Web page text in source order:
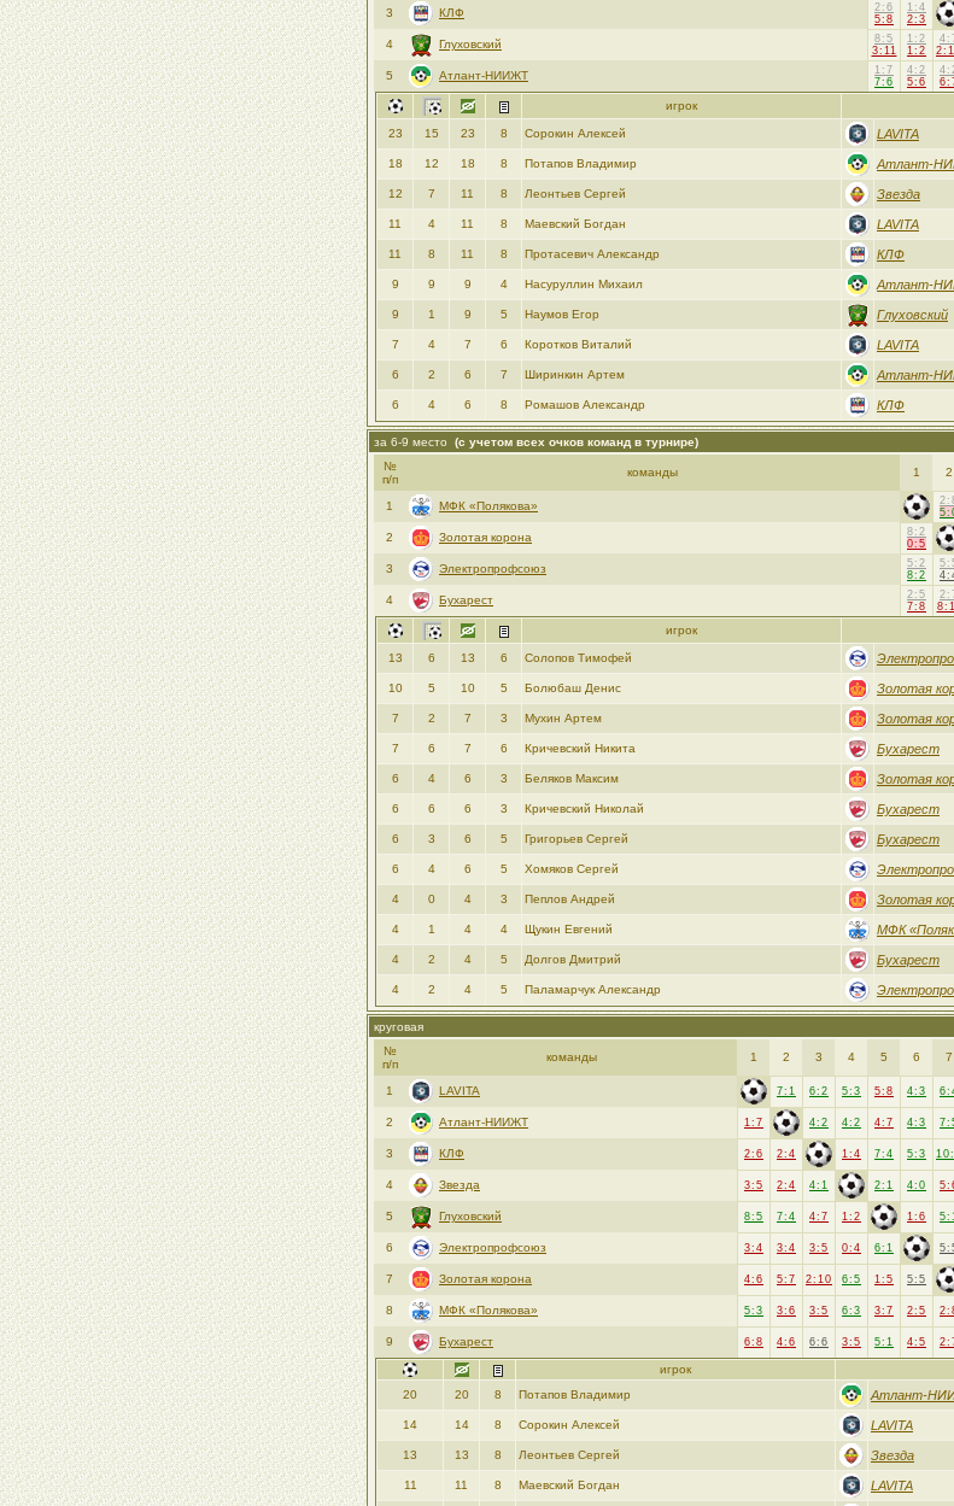
3 КЛФ
2:6
5:8
1:4
2:3
4 Глуховский
8:5
3:11
1:2
1:2
5 Атлант-НИИЖТ
1:7
7:6
4:2
5:6
игрок
23 15 23 8 Сорокин Алексей LAVITA
18 12 18 8 Потапов Владимир Атлант-
12 7 11 8 Леонтьев Сергей Звезда
11 4 11 8 Маевский Богдан LAVITA
11 8 11 8 Протасевич Александр КЛФ
9 9 9 4 Насуруллин Михаил Атлант-
9 1 9 5 Наумов Егор Глуховский
7 4 7 6 Коротков Виталий LAVITA
6 2 6 7 Ширинкин Артем Атлант-
6 4 6 8 Ромашов Александр КЛФ
за 6-9 место (с учетом всех очков команд в турнире)
№
п/п
команды 1 2
1
МФК «Полякова»
2 Золотая корона
8:2
0:5
3 Электропрофсоюз
5:2
8:2
4 Бухарест
2:5
7:8
игрок
13 6 13 6 Солопов Тимофей
10 5 10 5 Болюбаш Денис Золотая
7 2 7 3 Мухин Артем Золотая
7 6 7 6 Кричевский Никита Бухарест
6 4 6 3 Беляков Максим Золотая
6 6 6 3 Кричевский Николай Бухарест
6 3 6 5 Григорьев Сергей Бухарест
6 4 6 5 Хомяков Сергей
4 0 4 3 Пеплов Андрей Золотая
4 1 4 4 Щукин Евгений МФК
4 2 4 5 Долгов Дмитрий Бухарест
4 2 4 5 Паламарчук Александр
круговая
№
п/п
команды 1 2 3 4 5 6 7
1
LAVITA 7:1 6:2 5:3 5:8 4:3
2 Атлант-НИИЖТ 1:7 4:2 4:2 4:7 4:3
3 КЛФ 2:6 2:4 1:4 7:4 5:3
4 Звезда 3:5 2:4 4:1 2:1 4:0
5 Глуховский 8:5 7:4 4:7 1:2 1:6
6 Электропрофсоюз 3:4 3:4 3:5 0:4 6:1
7 Золотая корона 4:6 5:7 2:10 6:5 1:5 5:5
8 МФК «Полякова» 5:3 3:6 3:5 6:3 3:7 2:5
9 Бухарест 6:8 4:6 6:6 3:5 5:1 4:5
игрок
20
20 8 Потапов Владимир Атлант-
14 14 8 Сорокин Алексей LAVITA
13 13 8 Леонтьев Сергей Звезда
11 11 8 Маевский Богдан LAVITA